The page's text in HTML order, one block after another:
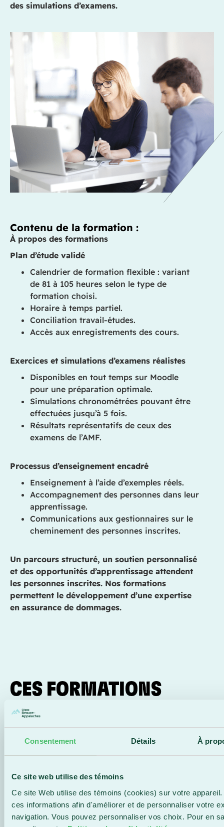
Consentement Détails À
Ce site web utilise des témoins
Ce site Web utilise des témoins (cookies) sur votre
ces informations afin d'améliorer et de personnaliser votre
navigation. Vous pouvez personnaliser vos choix. Pour en
des simulations d’examens.
Contenu de la formation :
À propos des formations
Plan d’étude validé
Calendrier de formation flexible : variant
de 81 à 105 heures selon le type de
formation choisi.
Horaire à temps partiel.
Conciliation travail-études.
Accès aux enregistrements des cours.
Exercices et simulations d’examens réalistes
Disponibles en tout temps sur Moodle
pour une préparation optimale.
Simulations chronométrées pouvant être
effectuées jusqu’à 5 fois.
Résultats représentatifs de ceux des
examens de l’AMF.
Processus d’enseignement encadré
Enseignement à l’aide d’exemples réels.
Accompagnement des personnes dans leur
apprentissage.
Communications aux gestionnaires sur le
cheminement des personnes inscrites.
Un parcours structuré, un soutien personnalisé
et des opportunités d’apprentissage attendent
les personnes inscrites. Nos formations
permettent le développement d’une expertise
en assurance de dommages.
CES FORMATIONS
POURRAIENT AUSSI
T’INTÉRESSER